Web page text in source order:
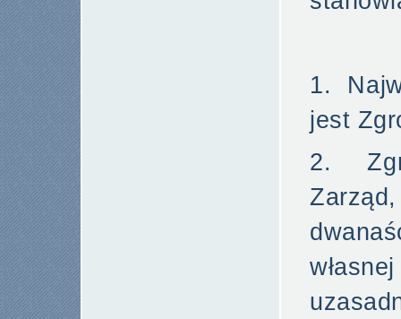
1.
jest
2.